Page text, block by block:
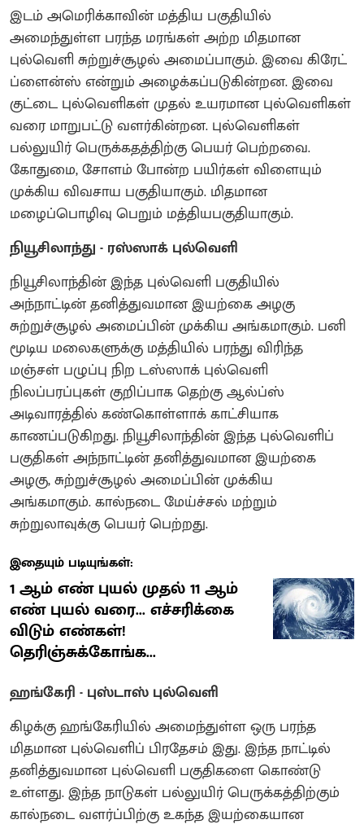
இடம் அமெரிக்காவின் மத்திய பகுதியில்
அமைந்துள்ள பரந்த மரங்கள் அற்ற மிதமான
புல்வெளி சுற்றுச்சூழல் அமைப்பாகும். இவை கிரேட்
ப்ளைன்ஸ் என்றும் அழைக்கப்படுகின்றன. இவை
குட்டை புல்வெளிகள் முதல் உயரமான புல்வெளிகள்
வரை மாறுபட்டு வளர்கின்றன. புல்வெளிகள்
பல்லுயிர் பெருக்கதத்திற்கு பெயர் பெற்றவை.
கோதுமை, சோளம் போன்ற பயிர்கள் விளையும்
முக்கிய விவசாய பகுதியாகும். மிதமான
மழைப்பொழிவு பெறும் மத்தியபகுதியாகும்.
நியூசிலாந்து - ரஸ்ஸாக் புல்வெளி
நியூசிலாந்தின் இந்த புல்வெளி பகுதியில்
அந்நாட்டின் தனித்துவமான இயற்கை அழகு
சுற்றுச்சூழல் அமைப்பின் முக்கிய அங்கமாகும். பனி
மூடிய மலைகளுக்கு மத்தியில் பரந்து விரிந்த
மஞ்சள் பழுப்பு நிற டஸ்ஸாக் புல்வெளி
நிலப்பரப்புகள் குறிப்பாக தெற்கு ஆல்ப்ஸ்
அடிவாரத்தில் கண்கொள்ளாக் காட்சியாக
காணப்படுகிறது. நியூசிலாந்தின் இந்த புல்வெளிப்
பகுதிகள் அந்நாட்டின் தனித்துவமான இயற்கை
அழகு, சுற்றுச்சூழல் அமைப்பின் முக்கிய
அங்கமாகும். கால்நடை மேய்ச்சல் மற்றும்
சுற்றுலாவுக்கு பெயர் பெற்றது.
இதையும் படியுங்கள்:
1 ஆம் எண் புயல் முதல் 11 ஆம்
எண் புயல் வரை... எச்சரிக்கை
விடும் எண்கள்!
தெரிஞ்சுக்கோங்க...
ஹங்கேரி - புஸ்டாஸ் புல்வெளி
கிழக்கு ஹங்கேரியில் அமைந்துள்ள ஒரு பரந்த
மிதமான புல்வெளிப் பிரதேசம் இது. இந்த நாட்டில்
தனித்துவமான புல்வெளி பகுதிகளை கொண்டு
உள்ளது. இந்த நாடுகள் பல்லுயிர் பெருக்கத்திற்கும்
கால்நடை வளர்ப்பிற்கு உகந்த இயற்கையான